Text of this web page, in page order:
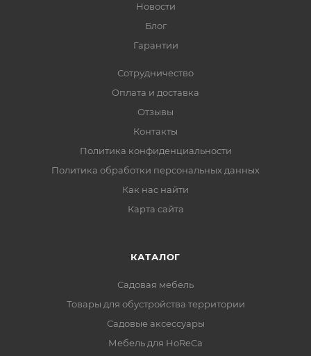
Новости
Блог
Гарантии
Сотрудничество
Оплата и доставка
Отзывы
Контакты
Политика конфиденциальности
Политика обработки персональных данных
Как нас найти
Карта сайта
КАТАЛОГ
Садовая мебель
Товары для обустройства территории
Садовые аксессуары
Мебель для HoReCa